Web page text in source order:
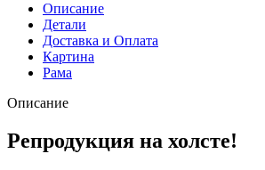
Описание
Детали
Доставка и Оплата
Картина
Рама
Описание
Репродукция на холсте!